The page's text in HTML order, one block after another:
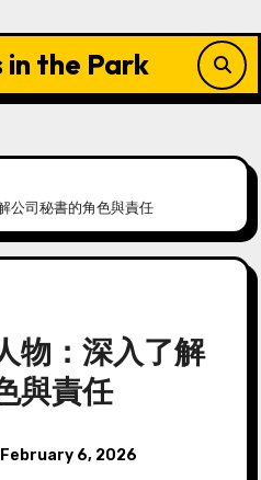
the Park
公司秘書的角色與責任
物：深入了解
與責任
February 6, 2026